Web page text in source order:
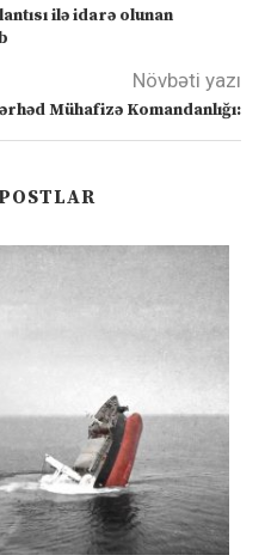
ilə idarə olunan
Növbəti yazı
Mühafizə Komandanlığı: